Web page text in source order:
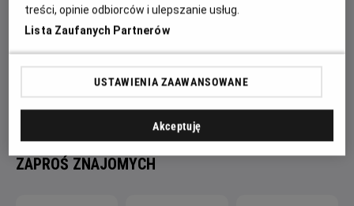
ZAPROŚ ZNAJOMYCH
treści, opinie odbiorców i ulepszanie usług.
Lista Zaufanych Partnerów
USTAWIENIA ZAAWANSOWANE
Akceptuję